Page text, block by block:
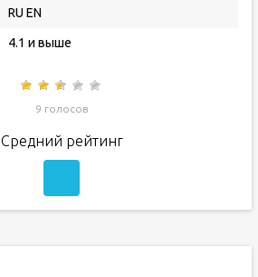
RU EN
4.1 и выше
9 голосов
Средний рейтинг